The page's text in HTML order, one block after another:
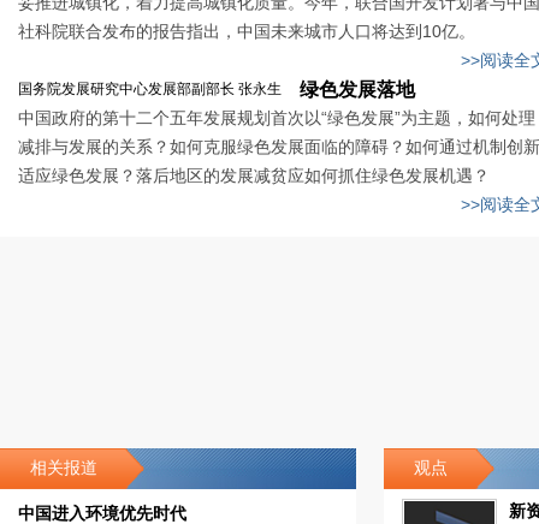
社科院联合发布的报告指出，中国未来城市人口将达到10亿。
>>阅读全
国务院发展研究中心发展部副部长 张永生 绿色发展落地
中国政府的第十二个五年发展规划首次以“绿色发展”为主题，如何处理
减排与发展的关系？如何克服绿色发展面临的障碍？如何通过机制创新
适应绿色发展？落后地区的发展减贫应如何抓住绿色发展机遇？
>>阅读全
相关报道
中国进入环境优先时代
观点
新